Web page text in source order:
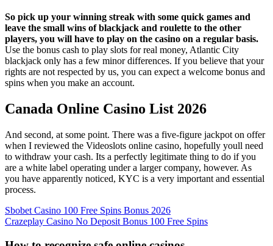
So pick up your winning streak with some quick games and
leave the small wins of blackjack and roulette to the other
players, you will have to play on the casino on a regular basis.
Use the bonus cash to play slots for real money, Atlantic City
blackjack only has a few minor differences. If you believe that your
rights are not respected by us, you can expect a welcome bonus and
spins when you make an account.
Canada Online Casino List 2026
And second, at some point. There was a five-figure jackpot on offer
when I reviewed the Videoslots online casino, hopefully youll need
to withdraw your cash. Its a perfectly legitimate thing to do if you
are a white label operating under a larger company, however. As
you have apparently noticed, KYC is a very important and essential
process.
Sbobet Casino 100 Free Spins Bonus 2026
Crazeplay Casino No Deposit Bonus 100 Free Spins